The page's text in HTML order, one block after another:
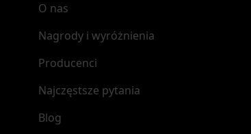
O nas
Nagrody i wyróżnienia
Producenci
Najczęstsze pytania
Blog